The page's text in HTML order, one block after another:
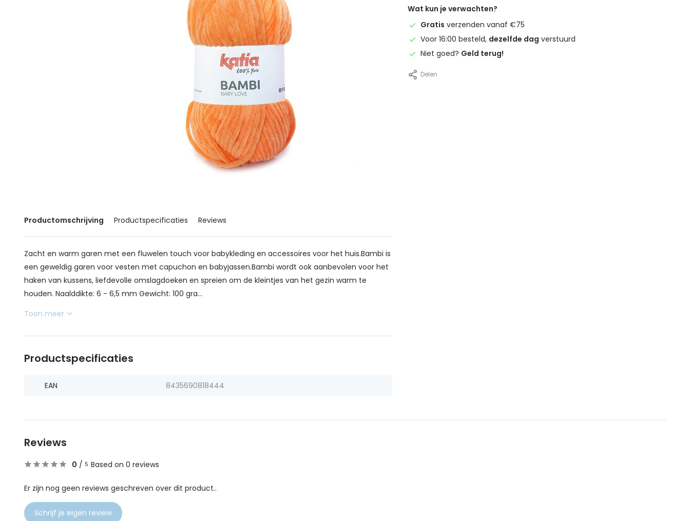
Productomschrijving Productspecificaties Reviews
Zacht en warm garen met een fluwelen touch voor babykleding en accessoires voor het huis.Bambi is
een geweldig garen voor vesten met capuchon en babyjassen.Bambi wordt ook aanbevolen voor het
haken van kussens, liefdevolle omslagdoeken en spreien om de kleintjes van het gezin warm te
houden. Naalddikte: 6 - 6,5 mm Gewicht: 100 gra...
Toon meer
Productspecificaties
EAN 8435690818444
Wat kun je verwachten?
Gratis verzenden vanaf €75
Voor 16:00 besteld, dezelfde dag verstuurd
Niet goed? Geld terug!
Delen
Reviews
0 / 5 Based on 0 reviews
Er zijn nog geen reviews geschreven over dit product..
Schrijf je eigen review